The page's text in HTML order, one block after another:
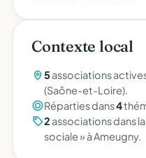
Contexte local
5associations
(Saône-et-Loire).
Réparties dans4
2 associations dans
sociale » à Ameugny.